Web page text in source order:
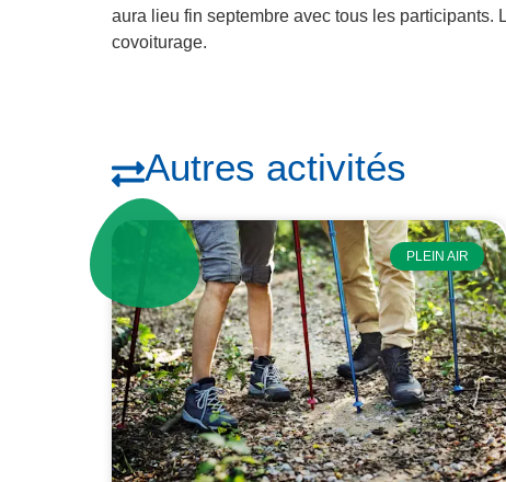
aura lieu fin septembre avec tous les
covoiturage.
Autres activités
PLEIN AIR